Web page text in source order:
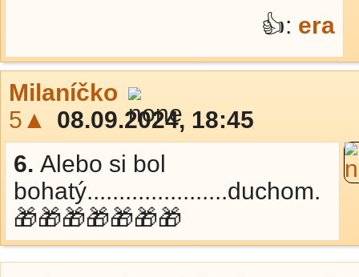
👍: era
Milaníčko
5▲
08.09.2024, 18:45
6. Alebo si bol
bohatý......................duchom.
🎁🎁🎁🎁🎁🎁🎁